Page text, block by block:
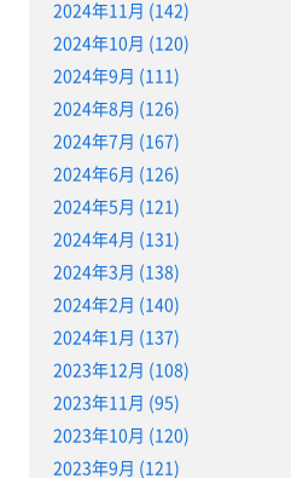
2024年11月 (142)
2024年10月 (120)
2024年9月 (111)
2024年8月 (126)
2024年7月 (167)
2024年6月 (126)
2024年5月 (121)
2024年4月 (131)
2024年3月 (138)
2024年2月 (140)
2024年1月 (137)
2023年12月 (108)
2023年11月 (95)
2023年10月 (120)
2023年9月 (121)